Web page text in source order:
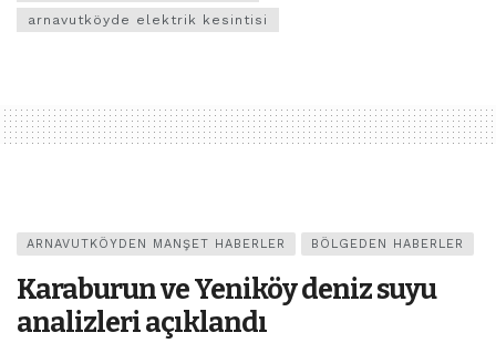
arnavutköyde elektrik kesintisi
ARNAVUTKÖYDEN MANŞET HABERLER BÖLGEDEN HABERLER
Karaburun ve Yeniköy deniz suyu
analizleri açıklandı